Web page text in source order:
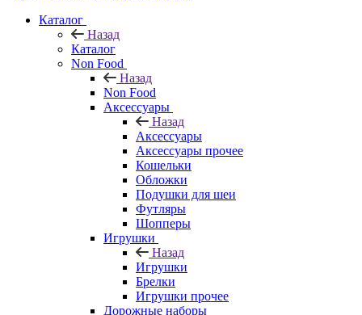
Каталог
Назад
Каталог
Non Food
Назад
Non Food
Аксессуары
Назад
Аксессуары
Аксессуары прочее
Кошельки
Обложки
Подушки для шеи
Футляры
Шопперы
Игрушки
Назад
Игрушки
Брелки
Игрушки прочее
Дорожные наборы